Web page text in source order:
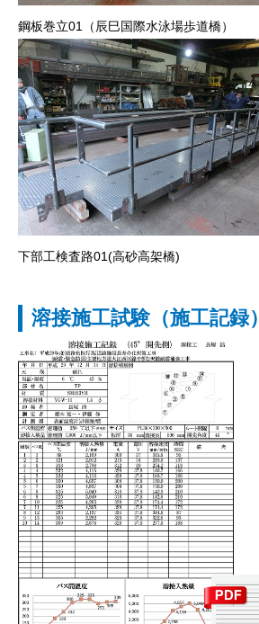
鋼板巻立01（辰巳国際水泳場歩道橋）
下部工検査路01(高砂高架橋)
溶接施工試験（施工記録）